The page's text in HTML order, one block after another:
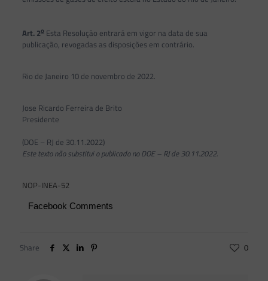
Art. 2oEsta Resolução entrará em vigor na data de sua
publicação, revogadas as disposições em contrário.
Rio de Janeiro 10 de novembro de 2022.
Jose Ricardo Ferreira de Brito
Presidente
(DOE – RJ de 30.11.2022)
Este texto não substitui o publicado no DOE – RJ de 30.11.2022.
NOP-INEA-52
Facebook Comments
Share 0